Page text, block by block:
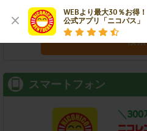
WEBより最大30％お得！
公式アプリ「ニコパス」
検索
スマートフォン